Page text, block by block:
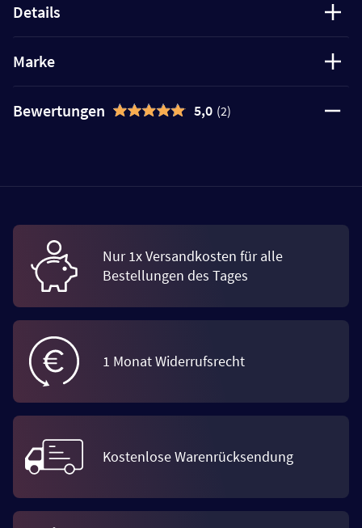
Details
Marke
Bewertungen 5,0 (2)
Nur 1x Versandkosten für alle
Bestellungen des Tages
1 Monat Widerrufsrecht
Kostenlose Warenrücksendung